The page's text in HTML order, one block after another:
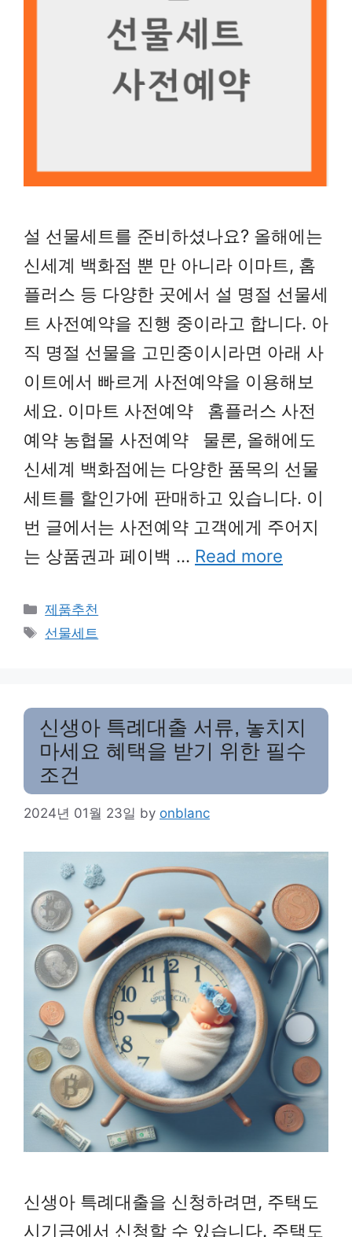
설 선물세트를 준비하셨나요? 올해에는
신세계 백화점 뿐 만 아니라 이마트, 홈
플러스 등 다양한 곳에서 설 명절 선물세
트 사전예약을 진행 중이라고 합니다. 아
직 명절 선물을 고민중이시라면 아래 사
이트에서 빠르게 사전예약을 이용해보
세요. 이마트 사전예약 홈플러스 사전
예약 농협몰 사전예약 물론, 올해에도
신세계 백화점에는 다양한 품목의 선물
세트를 할인가에 판매하고 있습니다. 이
번 글에서는 사전예약 고객에게 주어지
는 상품권과 페이백 … Read more
Categories
제품추천
Tags
선물세트
신생아 특례대출 서류, 놓치지
마세요 혜택을 받기 위한 필수
조건
2024년 01월 23일 by onblanc
신생아 특례대출을 신청하려면, 주택도
시기금에서 신청할 수 있습니다. 주택도